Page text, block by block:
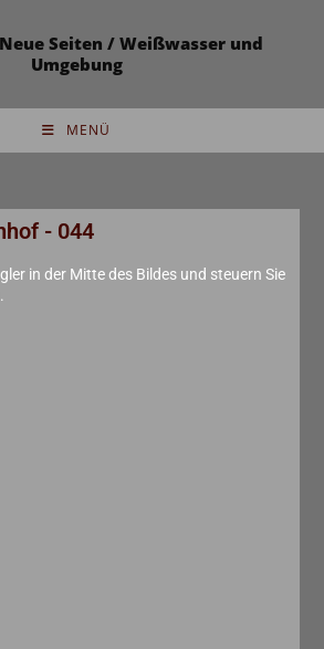
Seiten / Weißwasser und
Umgebung
MENÜ
- 044
in der Mitte des Bildes und steuern Sie